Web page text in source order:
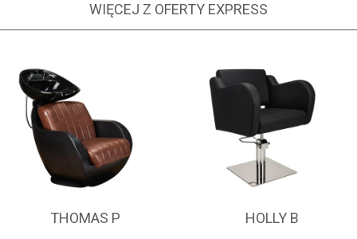
WIĘCEJ Z OFERTY EXPRESS
THOMAS P HOLLY B